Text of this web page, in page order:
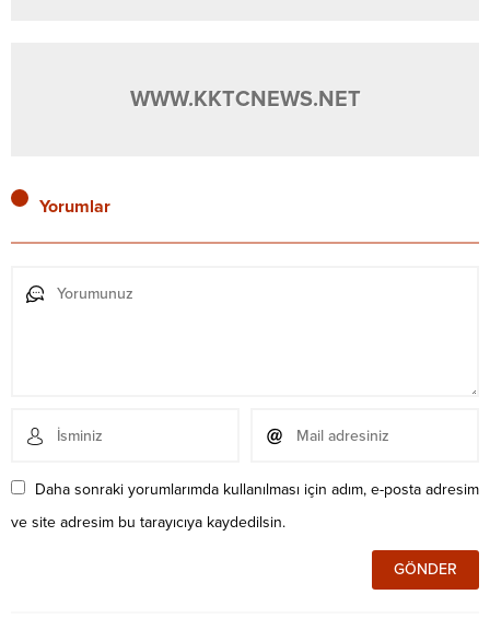
WWW.KKTCNEWS.NET
Yorumlar
Daha sonraki yorumlarımda kullanılması için adım, e-posta adresim
ve site adresim bu tarayıcıya kaydedilsin.